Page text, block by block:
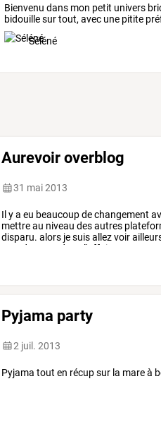
Bienvenu dansmon petit univers
bidouillesurtout,avecunepitite
les
Séléné
Aurevoir overblog
31 mai 2013
Il ya eu beaucoupdechangement
mettreau niveau desautres
disparu. alors jesuisallezvoir
grande
dans l'affaire
Pyjama party
2 juil. 2013
Pyjama tout en récup sur la mare à